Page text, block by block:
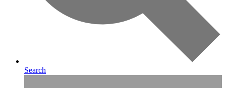
Search